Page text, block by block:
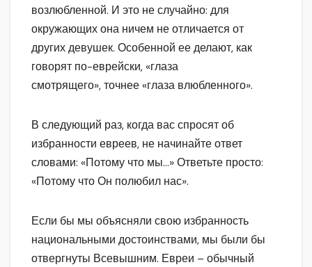
возлюбленной. И это не случайно: для
окружающих она ничем не отличается от
других девушек. Особенной ее делают, как
говорят по-еврейски, «глаза
смотрящего», точнее «глаза влюбленного».
В следующий раз, когда вас спросят об
избранности евреев, не начинайте ответ
словами: «Потому что мы…» Ответьте просто:
«Потому что Он полюбил нас».
Если бы мы объясняли свою избранность
национальными достоинствами, мы были бы
отвергнуты Всевышним. Евреи – обычный